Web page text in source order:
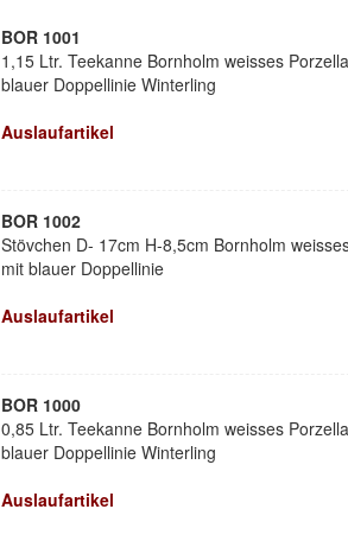
BOR 1001
1,15 Ltr. Teekanne Bornholm weisses
blauer Doppellinie Winterling
Auslaufartikel
BOR 1002
Stövchen D- 17cm H-8,5cm Bornholm
mit blauer Doppellinie
Auslaufartikel
BOR 1000
0,85 Ltr. Teekanne Bornholm weisses
blauer Doppellinie Winterling
Auslaufartikel